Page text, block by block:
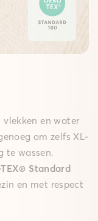
vlekken en water
om zelfs XL-
te wassen.
Standard
en met respect